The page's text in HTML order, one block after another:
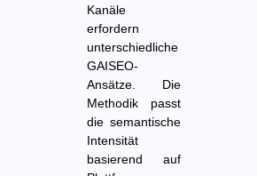
Kanäle
erfordern
unterschiedliche
GAISEO-
Ansätze. Die
Methodik passt
die semantische
Intensität
basierend auf